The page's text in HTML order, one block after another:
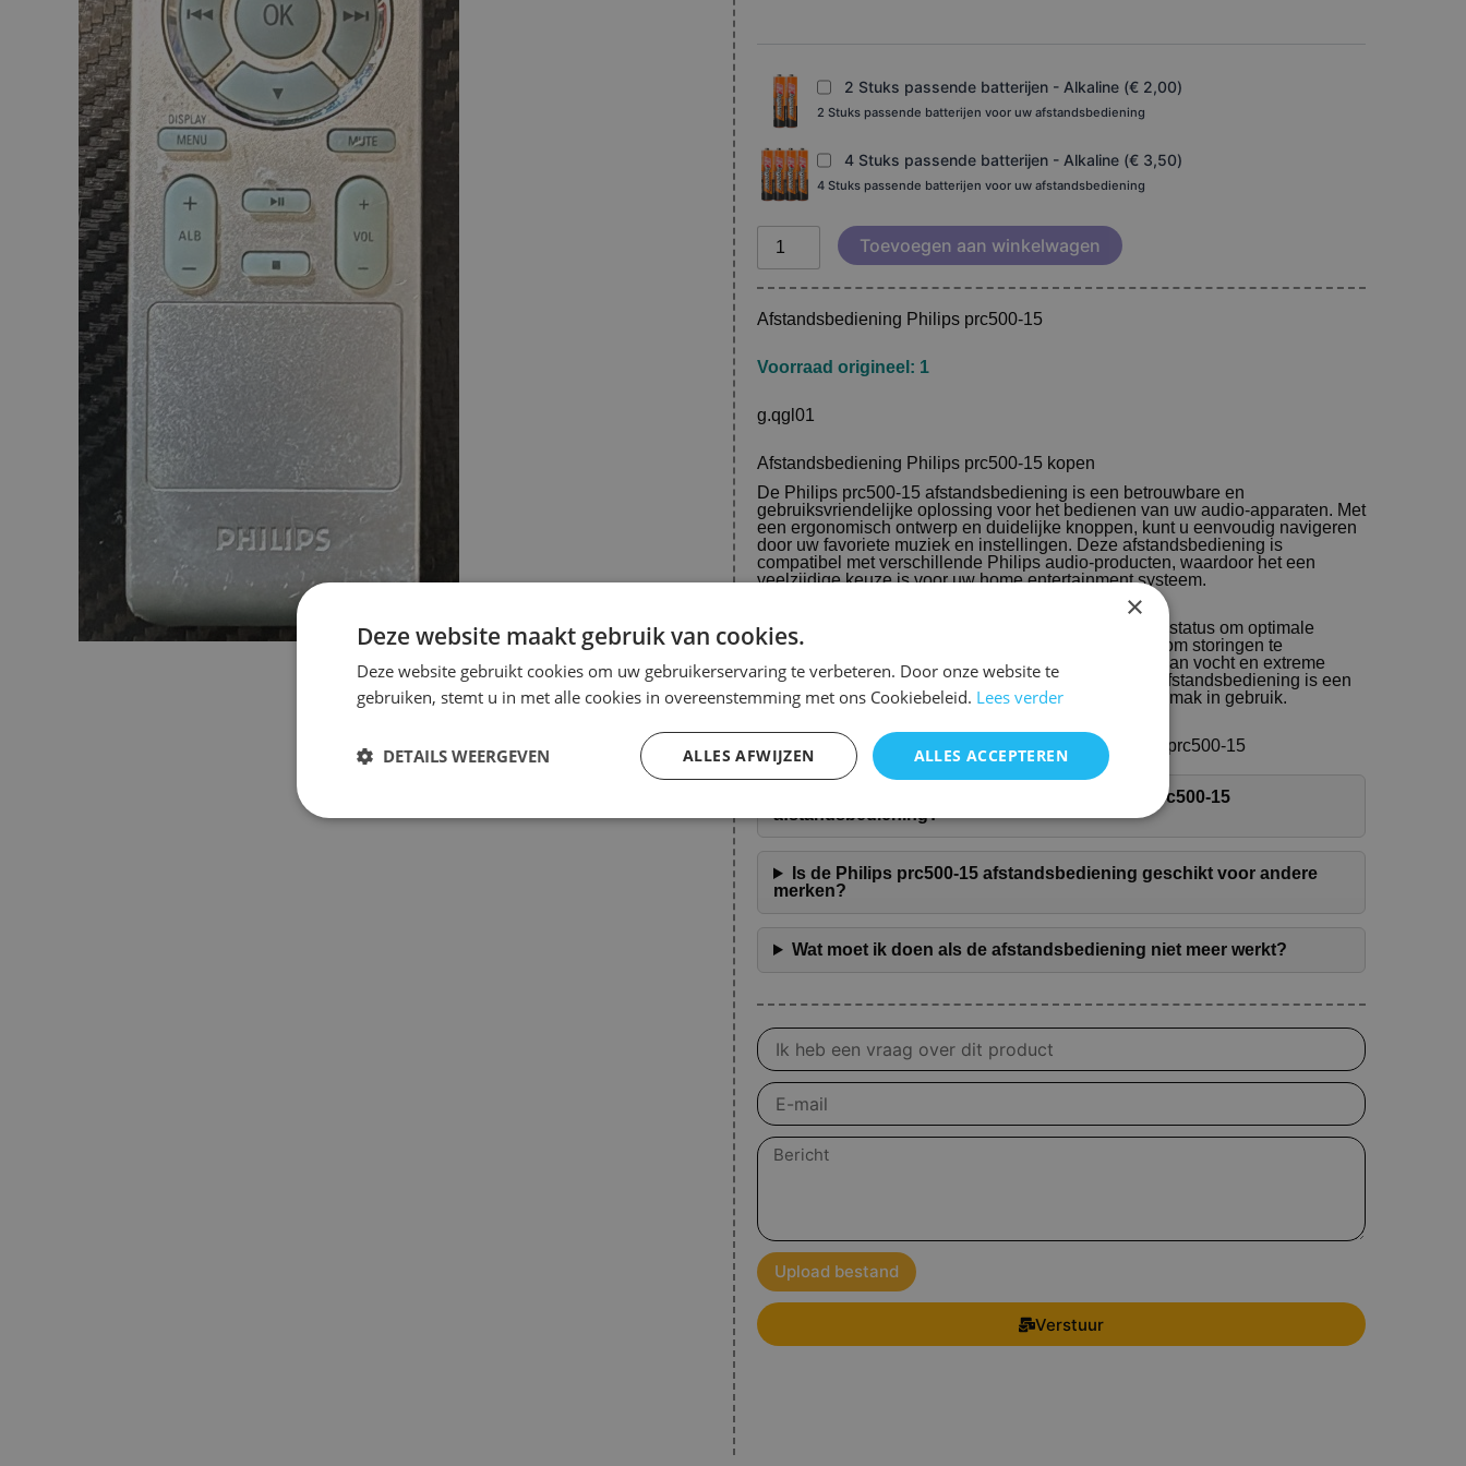
2 Stuks passende batterijen - Alkaline (€ 2,00)
2 Stuks passende batterijen voor uw afstandsbediening
4 Stuks passende batterijen - Alkaline (€ 3,50)
4 Stuks passende batterijen voor uw afstandsbediening
Toevoegen aan winkelwagen
Afstandsbediening Philips prc500-15
Voorraad origineel: 1
g.qgl01
Afstandsbediening Philips prc500-15 kopen
De Philips prc500-15 afstandsbediening is een betrouwbare en
gebruiksvriendelijke oplossing voor het bedienen van uw audio-apparaten. Met
een ergonomisch ontwerp en duidelijke knoppen, kunt u eenvoudig navigeren
door uw favoriete muziek en instellingen. Deze afstandsbediening is
compatibel met verschillende Philips audio-producten, waardoor het een
veelzijdige keuze is voor uw home entertainment systeem.
Het is belangrijk om te zorgen voor een goede batterijstatus om optimale
prestaties te garanderen. Vervang de batterijen tijdig om storingen te
voorkomen. Houd de afstandsbediening uit de buurt van vocht en extreme
temperaturen om de levensduur te verlengen. Deze afstandsbediening is een
uitstekende aanvulling op uw audio-setup en biedt gemak in gebruik.
Veelgestelde Vragen over Afstandsbediening Philips prc500-15
Hoe vervang ik de batterijen van de Philips prc500-15
afstandsbediening?
Is de Philips prc500-15 afstandsbediening geschikt voor andere
merken?
Wat moet ik doen als de afstandsbediening niet meer werkt?
Vraag
over
product
E-
mail
Bericht
Upload bestand
Verstuur
×
Deze website maakt gebruik van cookies.
Deze website gebruikt cookies om uw gebruikerservaring te verbeteren. Door onze website te
gebruiken, stemt u in met alle cookies in overeenstemming met ons Cookiebeleid. Lees verder
ALLES ACCEPTEREN
ALLES AFWIJZEN
DETAILS WEERGEVEN